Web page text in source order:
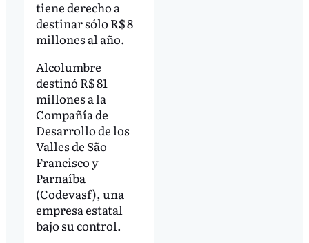
tiene derecho a
destinar sólo R$ 8
millones al año.
Alcolumbre
destinó R$ 81
millones a la
Compañía de
Desarrollo de los
Valles de São
Francisco y
Parnaíba
(Codevasf), una
empresa estatal
bajo su control.